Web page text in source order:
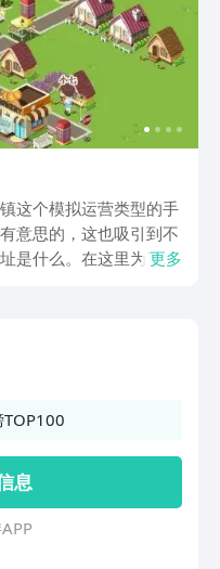
这个模拟运营类型的手
意思的，这也吸引到不
是什么。在这里为了方
更多
TOP100
息
P P